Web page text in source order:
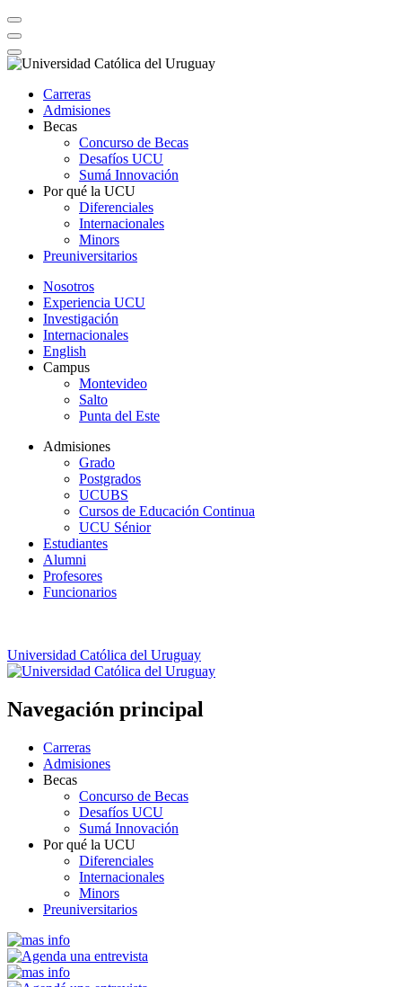
Carreras
Admisiones
Becas
Concurso de Becas
Desafíos UCU
Sumá Innovación
Por qué la UCU
Diferenciales
Internacionales
Minors
Preuniversitarios
Nosotros
Experiencia UCU
Investigación
Internacionales
English
Campus
Montevideo
Salto
Punta del Este
Admisiones
Grado
Postgrados
UCUBS
Cursos de Educación Continua
UCU Sénior
Estudiantes
Alumni
Profesores
Funcionarios
Universidad Católica del Uruguay
Navegación principal
Carreras
Admisiones
Becas
Concurso de Becas
Desafíos UCU
Sumá Innovación
Por qué la UCU
Diferenciales
Internacionales
Minors
Preuniversitarios